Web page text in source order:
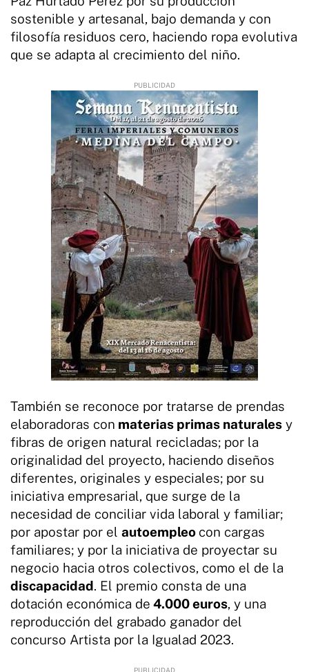
sostenible y artesanal, bajo demanda y con
filosofía residuos cero, haciendo ropa evolutiva
que se adapta al crecimiento del niño.
También se reconoce por tratarse de prendas
elaboradoras con materias primas naturales y
fibras de origen natural recicladas; por la
originalidad del proyecto, haciendo diseños
diferentes, originales y especiales; por su
iniciativa empresarial, que surge de la
necesidad de conciliar vida laboral y familiar;
por apostar por el autoempleo con cargas
familiares; y por la iniciativa de proyectar su
negocio hacia otros colectivos, como el de la
discapacidad. El premio consta de una
dotación económica de 4.000 euros, y una
reproducción del grabado ganador del
concurso Artista por la Igualad 2023.